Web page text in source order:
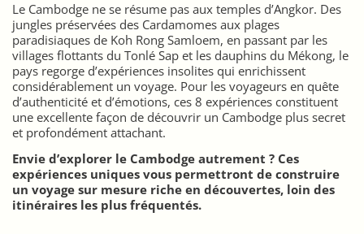
Le Cambodge ne se résume pas aux temples d’Angkor. Des
jungles préservées des Cardamomes aux plages
paradisiaques de Koh Rong Samloem, en passant par les
villages flottants du Tonlé Sap et les dauphins du Mékong, le
pays regorge d’expériences insolites qui enrichissent
considérablement un voyage. Pour les voyageurs en quête
d’authenticité et d’émotions, ces 8 expériences constituent
une excellente façon de découvrir un Cambodge plus secret
et profondément attachant.
Envie d’explorer le Cambodge autrement ? Ces
expériences uniques vous permettront de construire
un voyage sur mesure riche en découvertes, loin des
itinéraires les plus fréquentés.